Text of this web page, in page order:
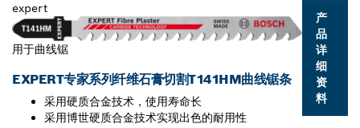
expert
用于曲线锯
EXPERT专家系列纤维石膏切割T141HM曲线锯条
采用硬质合金技术，使用寿命长
采用博世硬质合金技术实现出色的耐用性
产
品
详
细
资
料